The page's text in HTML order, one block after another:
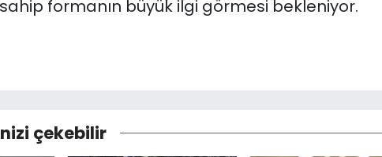
formanın büyük ilgi görmesi bekleniyor.
çekebilir